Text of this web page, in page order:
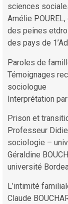
sciences
Amélie
des peines
des pays de
Paroles de
Témoignages
sociologue
Interprétation
Prison et
Professeur
socioIogie –
Géraldine
université
L’intimité
Claude